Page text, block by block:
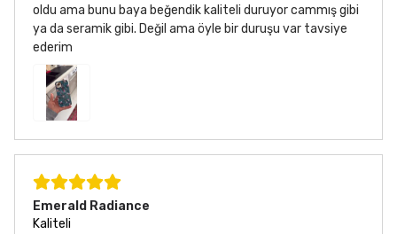
oldu ama bunu baya beğendik kaliteli duruyor cammış gibi
ya da seramik gibi. Değil ama öyle bir duruşu var tavsiye
ederim
Emerald Radiance
Kaliteli